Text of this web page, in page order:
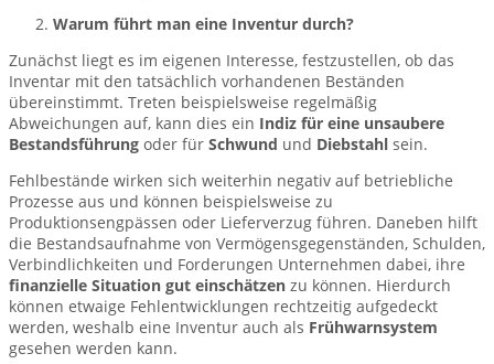
Warum führt man eine Inventur durch?
Zunächst liegt es im eigenen Interesse, festzustellen, ob das
Inventar mit den tatsächlich vorhandenen Beständen
übereinstimmt. Treten beispielsweise regelmäßig
Abweichungen auf, kann dies ein Indiz für eine unsaubere
Bestandsführung oder für Schwund und Diebstahl sein.
Fehlbestände wirken sich weiterhin negativ auf betriebliche
Prozesse aus und können beispielsweise zu
Produktionsengpässen oder Lieferverzug führen. Daneben hilft
die Bestandsaufnahme von Vermögensgegenständen, Schulden,
Verbindlichkeiten und Forderungen Unternehmen dabei, ihre
finanzielle Situation gut einschätzen zu können. Hierdurch
können etwaige Fehlentwicklungen rechtzeitig aufgedeckt
werden, weshalb eine Inventur auch als Frühwarnsystem
gesehen werden kann.